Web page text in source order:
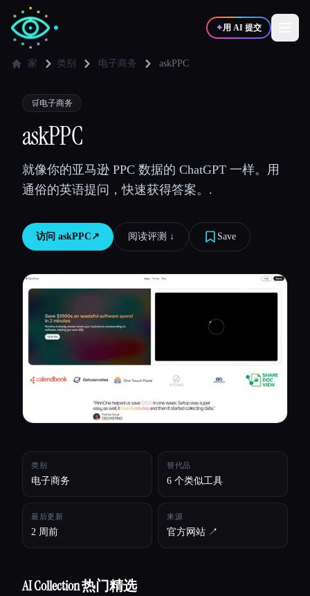
✦用 AI 提交
✍️写作者
💻
🎓学生 🎬创作者
所有分类
关于
家 类别 电子商务 askPPC
🛒 电子商务
askPPC
就像你的亚马逊 PPC 数据的 ChatGPT 一样。用
通俗的英语提问，快速获得答案。.
访问 askPPC ↗︎ 阅读评测 ↓︎ Save
类别
电子商务
替代品
6 个类似工具
最后更新
2 周前
来源
官方网站 ↗︎
AI Collection 热门精选